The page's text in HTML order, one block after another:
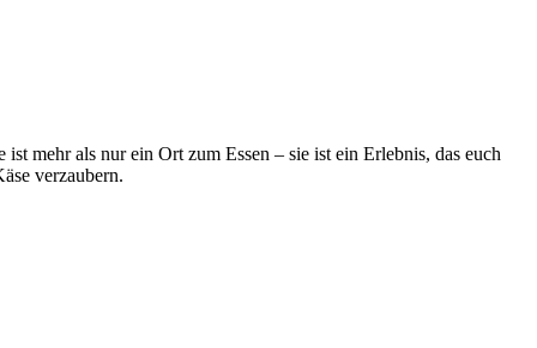
mehr als nur ein Ort zum Essen – sie ist ein Erlebnis, das euch
verzaubern.